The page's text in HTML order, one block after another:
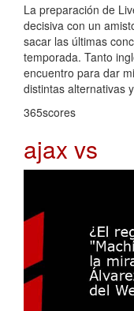
La preparación de
decisiva con un
sacar las últimas
temporada. Tanto
encuentro para dar
distintas alternativas
365scores
ajax vs